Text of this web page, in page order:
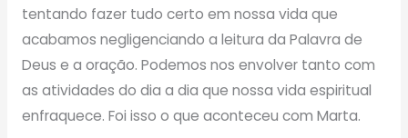
tentando fazer tudo certo em nossa vida que
acabamos negligenciando a leitura da Palavra de
Deus e a oração. Podemos nos envolver tanto com
as atividades do dia a dia que nossa vida espiritual
enfraquece. Foi isso o que aconteceu com Marta.